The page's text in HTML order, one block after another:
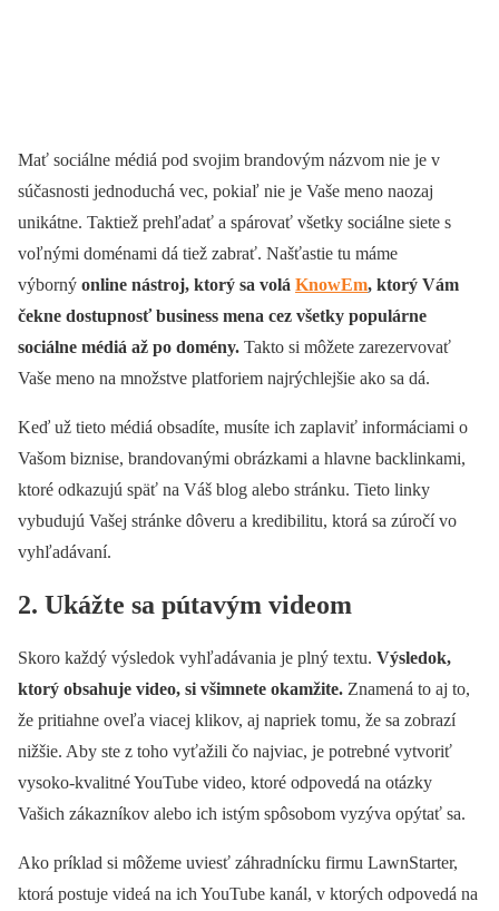
Mať sociálne médiá pod svojim brandovým názvom nie je v
súčasnosti jednoduchá vec, pokiaľ nie je Vaše meno naozaj
unikátne. Taktiež prehľadať a spárovať všetky sociálne siete s
voľnými doménami dá tiež zabrať. Našťastie tu máme
výborný online nástroj, ktorý sa volá KnowEm, ktorý Vám
čekne dostupnosť business mena cez všetky populárne
sociálne médiá až po domény. Takto si môžete zarezervovať
Vaše meno na množstve platforiem najrýchlejšie ako sa dá.
Keď už tieto médiá obsadíte, musíte ich zaplaviť informáciami o
Vašom biznise, brandovanými obrázkami a hlavne backlinkami,
ktoré odkazujú späť na Váš blog alebo stránku. Tieto linky
vybudujú Vašej stránke dôveru a kredibilitu, ktorá sa zúročí vo
vyhľadávaní.
2. Ukážte sa pútavým videom
Skoro každý výsledok vyhľadávania je plný textu. Výsledok,
ktorý obsahuje video, si všimnete okamžite. Znamená to aj to,
že pritiahne oveľa viacej klikov, aj napriek tomu, že sa zobrazí
nižšie. Aby ste z toho vyťažili čo najviac, je potrebné vytvoriť
vysoko-kvalitné YouTube video, ktoré odpovedá na otázky
Vašich zákazníkov alebo ich istým spôsobom vyzýva opýtať sa.
Ako príklad si môžeme uviesť záhradnícku firmu LawnStarter,
ktorá postuje videá na ich YouTube kanál, v ktorých odpovedá na